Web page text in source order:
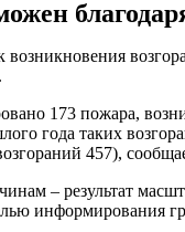
возникновения
173 пожара,
года таких
457),
– результат
информирования